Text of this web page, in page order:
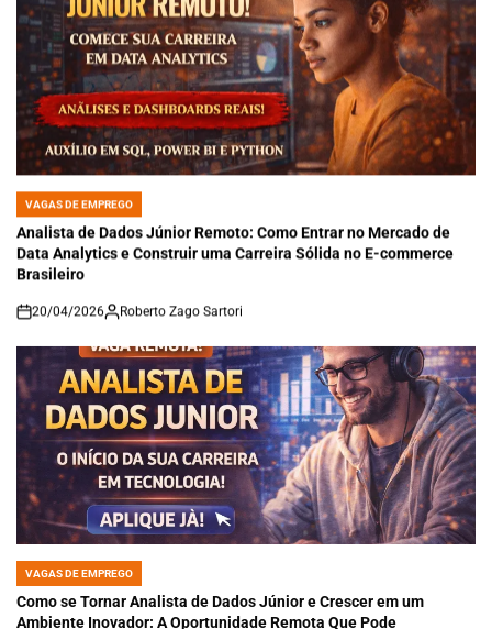
POSTED
IN
VAGAS DE EMPREGO
Analista de Dados Júnior Remoto: Como Entrar no Mercado de
Data Analytics e Construir uma Carreira Sólida no E-commerce
Brasileiro
on
20/04/2026 Roberto Zago Sartori
POSTED
VAGAS DE EMPREGO
Como se Tornar Analista de Dados Júnior e Crescer em um
Ambiente Inovador: A Oportunidade Remota Que Pode